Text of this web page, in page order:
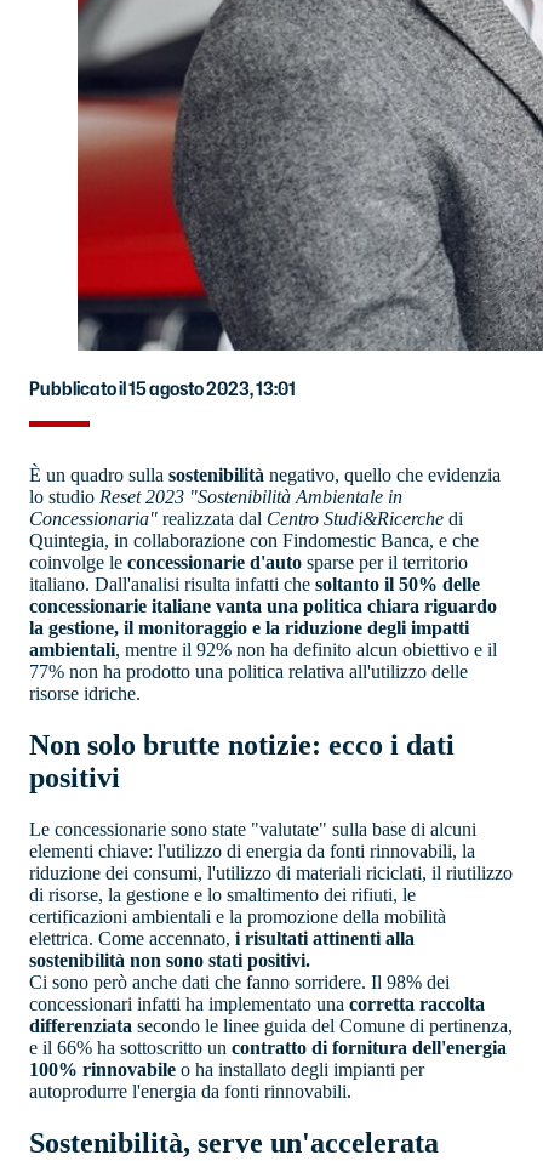
Pubblicato il 15 agosto 2023, 13:01
È un quadro sulla sostenibilità negativo, quello che evidenzia
lo studio Reset 2023 "Sostenibilità Ambientale in
Concessionaria" realizzata dal Centro Studi&Ricerche di
Quintegia, in collaborazione con Findomestic Banca, e che
coinvolge le concessionarie d'auto sparse per il territorio
italiano. Dall'analisi risulta infatti che soltanto il 50% delle
concessionarie italiane vanta una politica chiara riguardo
la gestione, il monitoraggio e la riduzione degli impatti
ambientali, mentre il 92% non ha definito alcun obiettivo e il
77% non ha prodotto una politica relativa all'utilizzo delle
risorse idriche.
Non solo brutte notizie: ecco i dati
positivi
Le concessionarie sono state "valutate" sulla base di alcuni
elementi chiave: l'utilizzo di energia da fonti rinnovabili, la
riduzione dei consumi, l'utilizzo di materiali riciclati, il riutilizzo
di risorse, la gestione e lo smaltimento dei rifiuti, le
certificazioni ambientali e la promozione della mobilità
elettrica. Come accennato, i risultati attinenti alla
sostenibilità non sono stati positivi.
Ci sono però anche dati che fanno sorridere. Il 98% dei
concessionari infatti ha implementato una corretta raccolta
differenziata secondo le linee guida del Comune di pertinenza,
e il 66% ha sottoscritto un contratto di fornitura dell'energia
100% rinnovabile o ha installato degli impianti per
autoprodurre l'energia da fonti rinnovabili.
Sostenibilità, serve un'accelerata